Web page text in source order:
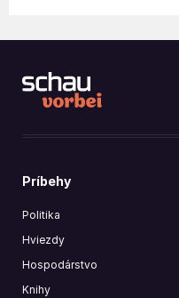
Príbehy
Politika
Hviezdy
Hospodárstvo
Knihy